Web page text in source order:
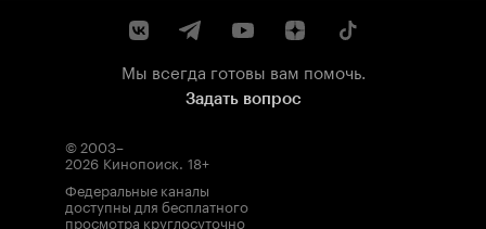
Мы всегда готовы вам помочь.
Задать вопрос
© 2003–
2026 Кинопоиск. 18+
Федеральные каналы
доступны для бесплатного
просмотра круглосуточно